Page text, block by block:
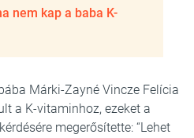
nem kap a baba K-
Márki-Zayné Vincze Felícia
a K-vitaminhoz, ezeket a
kérdésére megerősítette: “Lehet